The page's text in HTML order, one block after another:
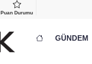
Puan Durumu
GÜNDEM